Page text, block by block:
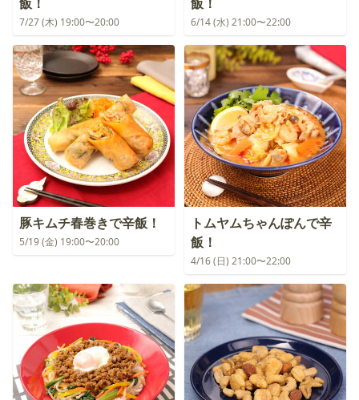
7/27 (木) 19:00〜20:00 6/14 (水) 21:00〜22:00
豚キムチ春巻きで辛飯！
5/19 (金) 19:00〜20:00
トムヤムちゃんぽんで辛
飯！
4/16 (日) 21:00〜22:00